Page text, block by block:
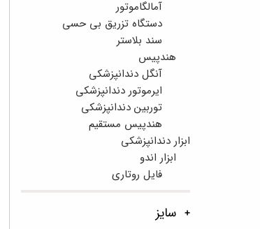
آمالگاموتور
دستگاه تزریق بی حسی
سند بلاستر
هندپیس
آنگل دندانپزشکی
ایرموتور دندانپزشکی
توربین دندانپزشکی
هندپیس مستقیم
ابزار دندانپزشکی
ابزار اندو
فایل روتاری
سایز